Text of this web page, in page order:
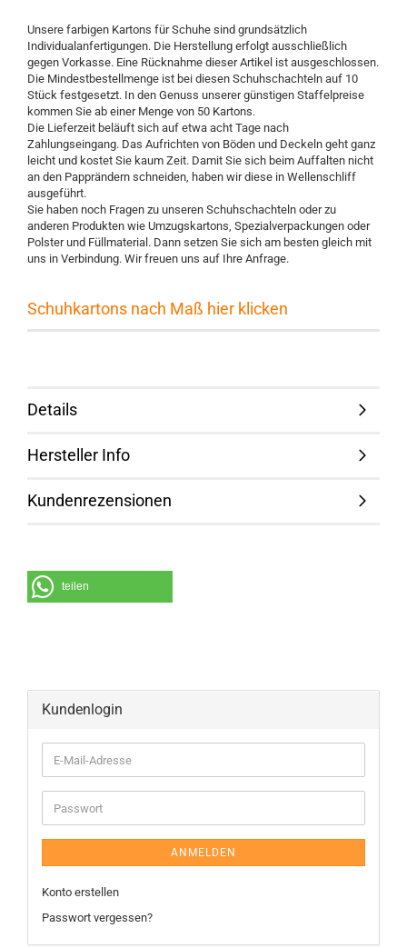
Unsere farbigen Kartons für Schuhe sind grundsätzlich
Individualanfertigungen. Die Herstellung erfolgt ausschließlich
gegen Vorkasse. Eine Rücknahme dieser Artikel ist ausgeschlossen.
Die Mindestbestellmenge ist bei diesen Schuhschachteln auf 10
Stück festgesetzt. In den Genuss unserer günstigen Staffelpreise
kommen Sie ab einer Menge von 50 Kartons.
Die Lieferzeit beläuft sich auf etwa acht Tage nach
Zahlungseingang. Das Aufrichten von Böden und Deckeln geht ganz
leicht und kostet Sie kaum Zeit. Damit Sie sich beim Auffalten nicht
an den Papprändern schneiden, haben wir diese in Wellenschliff
ausgeführt.
Sie haben noch Fragen zu unseren Schuhschachteln oder zu
anderen Produkten wie Umzugskartons, Spezialverpackungen oder
Polster und Füllmaterial. Dann setzen Sie sich am besten gleich mit
uns in Verbindung. Wir freuen uns auf Ihre Anfrage.
Schuhkartons nach Maß hier klicken
Details
Hersteller Info
Kundenrezensionen
teilen
Kundenlogin
ANMELDEN
Konto erstellen
Passwort vergessen?